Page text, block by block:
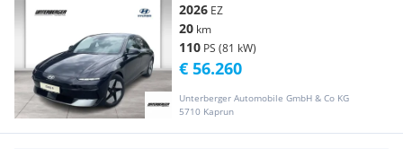
2026 EZ
20 km
110 PS (81 kW)
Unterberger Automobile GmbH & Co KG
5710 Kaprun
€ 56.260